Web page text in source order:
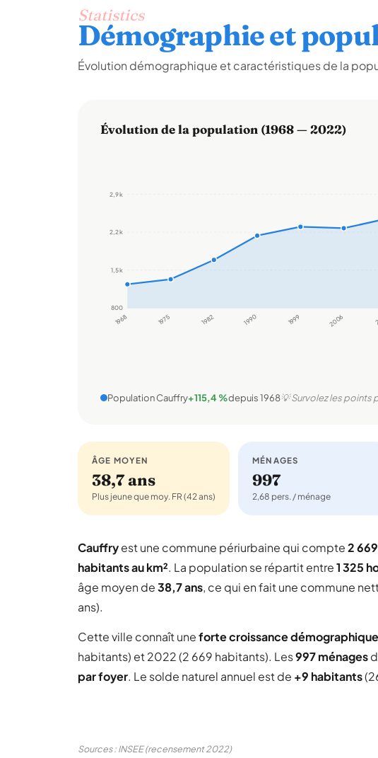
Statistics
Démographie et
Évolution démographique et caractéristiques de la
Évolution de la population (1968 — 2022)
800
1,5 k
2,2 k
2,9 k
1968 1975 1982 1990 1999 2006
Population Cauffry+115,4 %depuis 1968💡 Survolez les points
ÂGE MOYEN
38,7 ans
Plus jeune que moy. FR (42 ans)
MÉNAGES
997
2,68 pers. / ménage
Cauffryest une commune périurbaine qui compte2
habitants au km². La population se répartit entre1 325
âge moyen de38,7 ans, ce qui en fait une commune
ans).
Cette ville connaît uneforte croissance démographique
habitants) et 2022 (2 669 habitants). Les997 ménages
par foyer. Le solde naturel annuel est de +9 habitants
Sources : INSEE (recensement 2022)